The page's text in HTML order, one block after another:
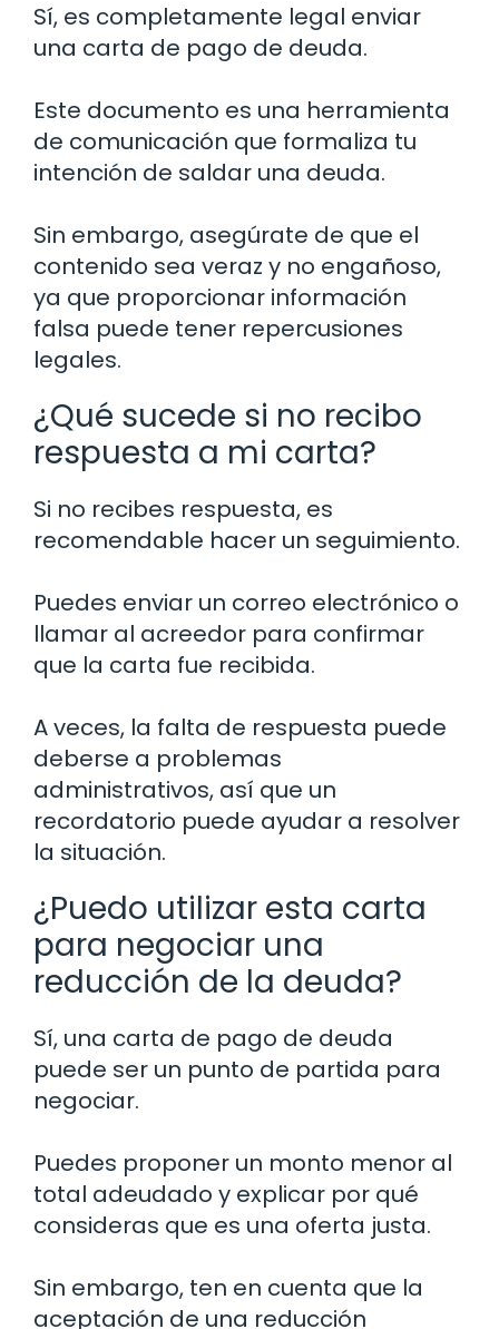
Sí, es completamente legal enviar
una carta de pago de deuda.
Este documento es una herramienta
de comunicación que formaliza tu
intención de saldar una deuda.
Sin embargo, asegúrate de que el
contenido sea veraz y no engañoso,
ya que proporcionar información
falsa puede tener repercusiones
legales.
¿Qué sucede si no recibo
respuesta a mi carta?
Si no recibes respuesta, es
recomendable hacer un seguimiento.
Puedes enviar un correo electrónico o
llamar al acreedor para confirmar
que la carta fue recibida.
A veces, la falta de respuesta puede
deberse a problemas
administrativos, así que un
recordatorio puede ayudar a resolver
la situación.
¿Puedo utilizar esta carta
para negociar una
reducción de la deuda?
Sí, una carta de pago de deuda
puede ser un punto de partida para
negociar.
Puedes proponer un monto menor al
total adeudado y explicar por qué
consideras que es una oferta justa.
Sin embargo, ten en cuenta que la
aceptación de una reducción